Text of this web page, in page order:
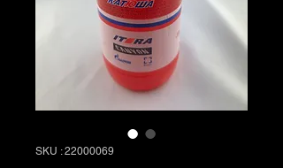
SKU : 22000069